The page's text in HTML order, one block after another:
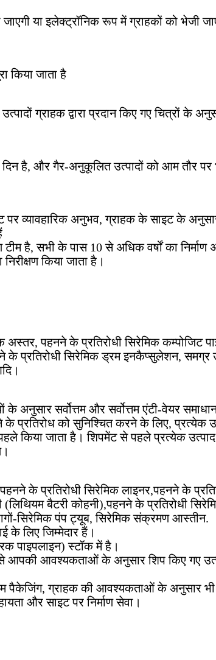
जाएगी या इलेक्ट्रॉनिक रूप में ग्राहकों को भेजी
किया जाता है
ग्राहक द्वारा प्रदान किए गए चित्रों के
है, और गैर-अनुकूलित उत्पादों को आम तौर
पर व्यावहारिक अनुभव, ग्राहक के साइट के
टीम है, सभी के पास 10 से अधिक वर्षों का
किया जाता है।
अस्तर, पहनने के प्रतिरोधी सिरेमिक कम्पोजिट
के प्रतिरोधी सिरेमिक ड्रम इनकैप्सुलेशन,
सर्वोत्तम और सर्वोत्तम एंटी-वेयर
प्रतिरोध को सुनिश्चित करने के लिए, प्रत्येक
किया जाता है। शिपमेंट से पहले प्रत्येक
पहनने के प्रतिरोधी सिरेमिक लाइनर,पहनने के
बैटरी कोहनी),पहनने के प्रतिरोधी
भागों-सिरेमिक पंप ट्यूब, सिरेमिक संक्रमण आस्तीन.
के लिए जिम्मेदार हैं।
पाइपलाइन) स्टॉक में है।
आपकी आवश्यकताओं के अनुसार शिप किए गए
पैकेजिंग, ग्राहक की आवश्यकताओं के अनुसार
और साइट पर निर्माण सेवा।